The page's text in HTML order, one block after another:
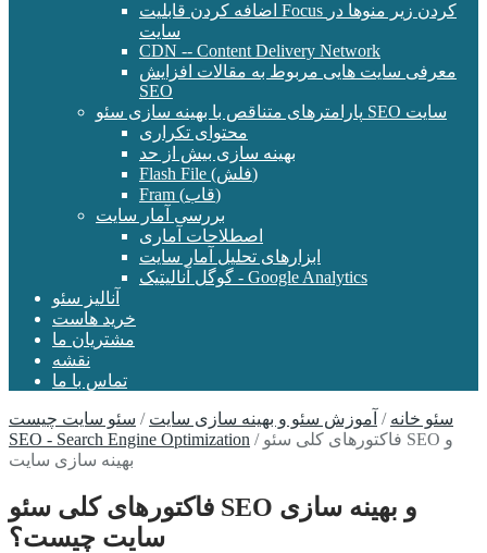
اضافه کردن قابلیت Focus کردن زیر منوها در
سایت
CDN -- Content Delivery Network
معرفی سایت هایی مربوط به مقالات افزایش
SEO
پارامترهای متناقص با بهینه سازی سئو SEO سایت
محتوای تکراری
بهینه سازی بیش از حد
Flash File (فلش)
Fram (قاب)
بررسی آمار سایت
اصطلاحات آماری
ابزارهای تحلیل آمار سایت
گوگل آنالیتیک - Google Analytics
آنالیز سئو
خرید هاست
مشتریان ما
نقشه
تماس با ما
سئو خانه / آموزش سئو و بهینه سازی سایت / سئو سایت چیست
SEO - Search Engine Optimization / فاکتورهای کلی سئو SEO و
بهینه سازی سایت
فاکتورهای کلی سئو SEO و بهینه سازی
سایت چیست؟